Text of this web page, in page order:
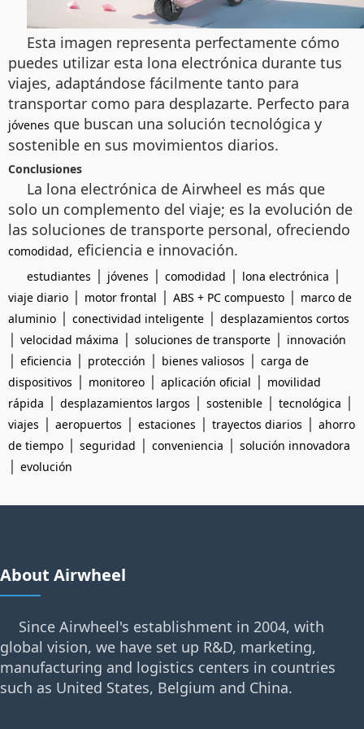
Esta imagen representa perfectamente cómo
puedes utilizar esta lona electrónica durante tus
viajes, adaptándose fácilmente tanto para
transportar como para desplazarte. Perfecto para
jóvenes que buscan una solución tecnológica y
sostenible en sus movimientos diarios.
Conclusiones
La lona electrónica de Airwheel es más que
solo un complemento del viaje; es la evolución de
las soluciones de transporte personal, ofreciendo
comodidad, eficiencia e innovación.
estudiantes | jóvenes | comodidad | lona electrónica |
viaje diario | motor frontal | ABS + PC compuesto | marco de
aluminio | conectividad inteligente | desplazamientos cortos
| velocidad máxima | soluciones de transporte | innovación
| eficiencia | protección | bienes valiosos | carga de
dispositivos | monitoreo | aplicación oficial | movilidad
rápida | desplazamientos largos | sostenible | tecnológica |
viajes | aeropuertos | estaciones | trayectos diarios | ahorro
de tiempo | seguridad | conveniencia | solución innovadora
| evolución
About Airwheel
Since Airwheel's establishment in 2004, with
global vision, we have set up R&D, marketing,
manufacturing and logistics centers in countries
such as United States, Belgium and China.